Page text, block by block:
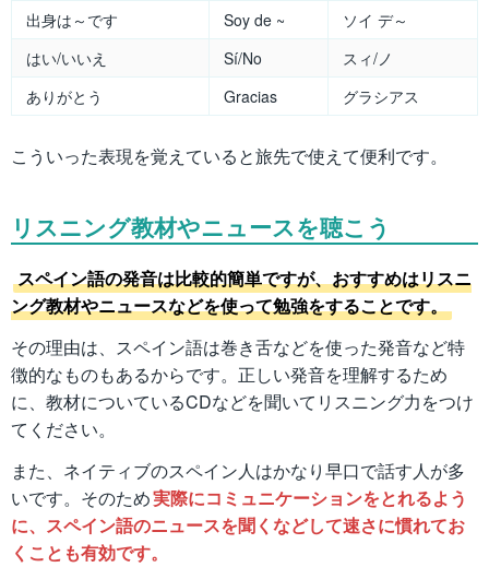
出身は～です
Soy de ~
ソイ デ～
はい/いいえ
Sí/No
スィ/ノ
ありがとう
Gracias グラシアス
こういった表現を覚えていると旅先で使えて便利です。
リスニング教材やニュースを聴こう
スペイン語の発音は比較的簡単ですが、おすすめはリスニ
ング教材やニュースなどを使って勉強をすることです。
その理由は、スペイン語は巻き舌などを使った発音など特
徴的なものもあるからです。正しい発音を理解するため
に、教材についているCDなどを聞いてリスニング力をつけ
てください。
また、ネイティブのスペイン人はかなり早口で話す人が多
いです。そのため実際にコミュニケーションをとれるよう
に、スペイン語のニュースを聞くなどして速さに慣れてお
くことも有効です。